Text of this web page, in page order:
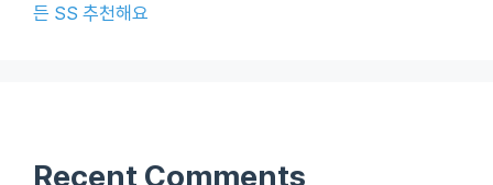
든 SS 추천해요
Recent Comments